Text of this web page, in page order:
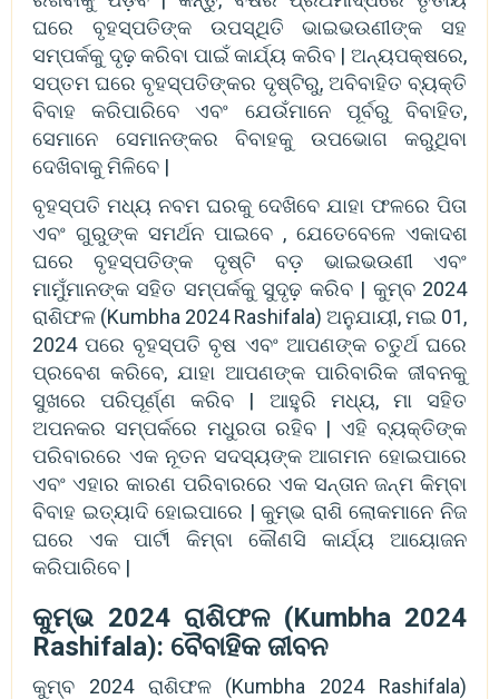
ଘରେ ବୃହସ୍ପତିଙ୍କ ଉପସ୍ଥିତି ଭାଇଭଉଣୀଙ୍କ ସହ
ସମ୍ପର୍କକୁ ଦୃଢ଼ କରିବା ପାଇଁ କାର୍ଯ୍ୟ କରିବ | ଅନ୍ୟପକ୍ଷରେ,
ସପ୍ତମ ଘରେ ବୃହସ୍ପତିଙ୍କର ଦୃଷ୍ଟିରୁ, ଅବିବାହିତ ବ୍ୟକ୍ତି
ବିବାହ କରିପାରିବେ ଏବଂ ଯେଉଁମାନେ ପୂର୍ବରୁ ବିବାହିତ,
ସେମାନେ ସେମାନଙ୍କର ବିବାହକୁ ଉପଭୋଗ କରୁଥିବା
ଦେଖିବାକୁ ମିଳିବେ |
ବୃହସ୍ପତି ମଧ୍ୟ ନବମ ଘରକୁ ଦେଖିବେ ଯାହା ଫଳରେ ପିତା
ଏବଂ ଗୁରୁଙ୍କ ସମର୍ଥନ ପାଇବେ , ଯେତେବେଳେ ଏକାଦଶ
ଘରେ ବୃହସ୍ପତିଙ୍କ ଦୃଷ୍ଟି ବଡ଼ ଭାଇଭଉଣୀ ଏବଂ
ମାମୁଁମାନଙ୍କ ସହିତ ସମ୍ପର୍କକୁ ସୁଦୃଢ଼ କରିବ | କୁମ୍ବ 2024
ରାଶିଫଳ (Kumbha 2024 Rashifala) ଅନୁଯାୟୀ, ମଇ 01,
2024 ପରେ ବୃହସ୍ପତି ବୃଷ ଏବଂ ଆପଣଙ୍କ ଚତୁର୍ଥ ଘରେ
ପ୍ରବେଶ କରିବେ, ଯାହା ଆପଣଙ୍କ ପାରିବାରିକ ଜୀବନକୁ
ସୁଖରେ ପରିପୂର୍ଣ୍ଣ କରିବ | ଆହୁରି ମଧ୍ୟ, ମା ସହିତ
ଅପନକର ସମ୍ପର୍କରେ ମଧୁରତା ରହିବ | ଏହି ବ୍ୟକ୍ତିଙ୍କ
ପରିବାରରେ ଏକ ନୂତନ ସଦସ୍ୟଙ୍କ ଆଗମନ ହୋଇପାରେ
ଏବଂ ଏହାର କାରଣ ପରିବାରରେ ଏକ ସନ୍ତାନ ଜନ୍ମ କିମ୍ବା
ବିବାହ ଇତ୍ୟାଦି ହୋଇପାରେ | କୁମ୍ଭ ରାଶି ଲୋକମାନେ ନିଜ
ଘରେ ଏକ ପାର୍ଟୀ କିମ୍ବା କୌଣସି କାର୍ଯ୍ୟ ଆୟୋଜନ
କରିପାରିବେ |
କୁମ୍ଭ 2024 ରାଶିଫଳ (Kumbha 2024
Rashifala): ବୈବାହିକ ଜୀବନ
କୁମ୍ବ 2024 ରାଶିଫଳ (Kumbha 2024 Rashifala)